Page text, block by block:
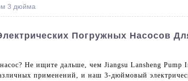
3 дюйма
Погружных Насосов
? Не ищите дальше, чем Jiangsu Lansheng Pump
применений, и наш 3-дюймовый